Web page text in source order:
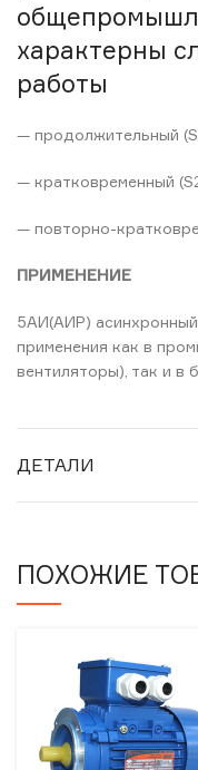
характерны
работы
— продолжительный
— кратковременный
— повторно-
ПРИМЕНЕНИЕ
5АИ(АИР)
применения как в
вентиляторы), так и в
ДЕТАЛИ
ПОХОЖИЕ